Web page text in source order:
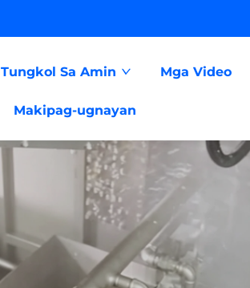
Tungkol Sa Amin Mga Video
Makipag-ugnayan